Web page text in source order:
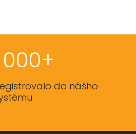
do nášho